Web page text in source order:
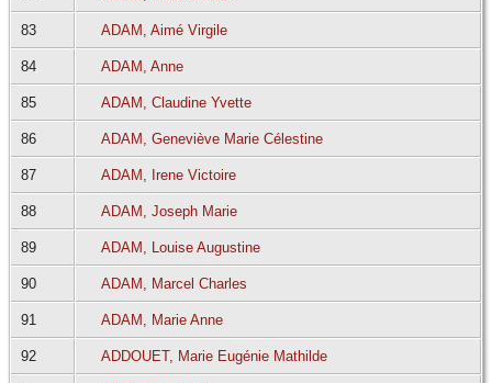
83 ADAM, Aimé Virgile
84 ADAM, Anne
85 ADAM, Claudine Yvette
86 ADAM, Geneviève Marie Célestine
87 ADAM, Irene Victoire
88 ADAM, Joseph Marie
89 ADAM, Louise Augustine
90 ADAM, Marcel Charles
91 ADAM, Marie Anne
92 ADDOUET, Marie Eugénie Mathilde